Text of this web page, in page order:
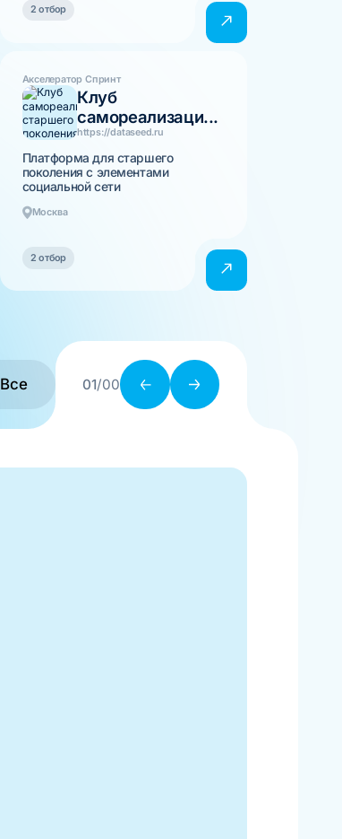
2 отбор
Акселератор Спринт
Клуб
самореализаци...
https://dataseed.ru
Платформа для старшего
поколения с элементами
социальной сети
Москва
2 отбор
Все 01/00